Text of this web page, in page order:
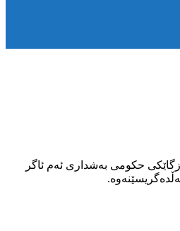
هیچ دام و دەزگاێکی حکومی بەشداری ئەم ئاگر